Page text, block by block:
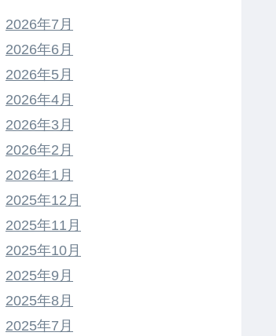
2026年7月
2026年6月
2026年5月
2026年4月
2026年3月
2026年2月
2026年1月
2025年12月
2025年11月
2025年10月
2025年9月
2025年8月
2025年7月